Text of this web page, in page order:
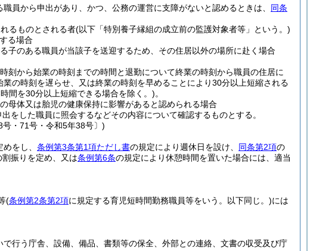
員から申出があり、かつ、公務の運営に支障がないと認めるときは、 同条
るものとされる者(以下「特別養子縁組の成立前の監護対象者等」という。)
る場合
子のある職員が当該子を送迎するため、その住居以外の場所に赴く場合
から始業の時刻までの時間と退勤について終業の時刻から職員の住居に
業の時刻を遅らせ、又は終業の時刻を早めることにより30分以上短縮される
間を30分以上短縮できる場合を除く。)。
母体又は胎児の健康保持に影響があると認められる場合
をした職員に照会するなどその内容について確認するものとする。
・71号・令和5年38号〕)
をし、 条例第3条第1項ただし書の規定により週休日を設け、 同条第2項の
振りを定め、又は条例第6条の規定により休憩時間を置いた場合には、適当
(条例第2条第2項に規定する育児短時間勤務職員等をいう。以下同じ。)には
行う庁舎、設備、備品、書類等の保全、外部との連絡、文書の収受及び庁